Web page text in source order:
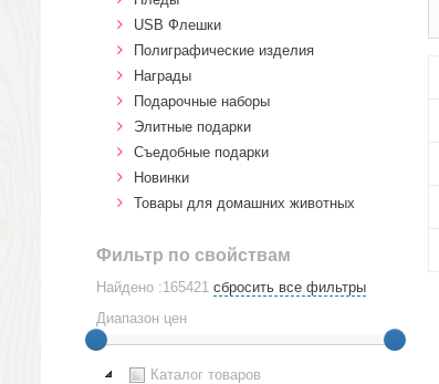
USB Флешки
Полиграфические изделия
Награды
Подарочные наборы
Элитные подарки
Cъедобные подарки
Новинки
Товары для домашних животных
Фильтр по свойствам
Найдено :165421 сбросить все фильтры
Диапазон цен
Каталог товаров